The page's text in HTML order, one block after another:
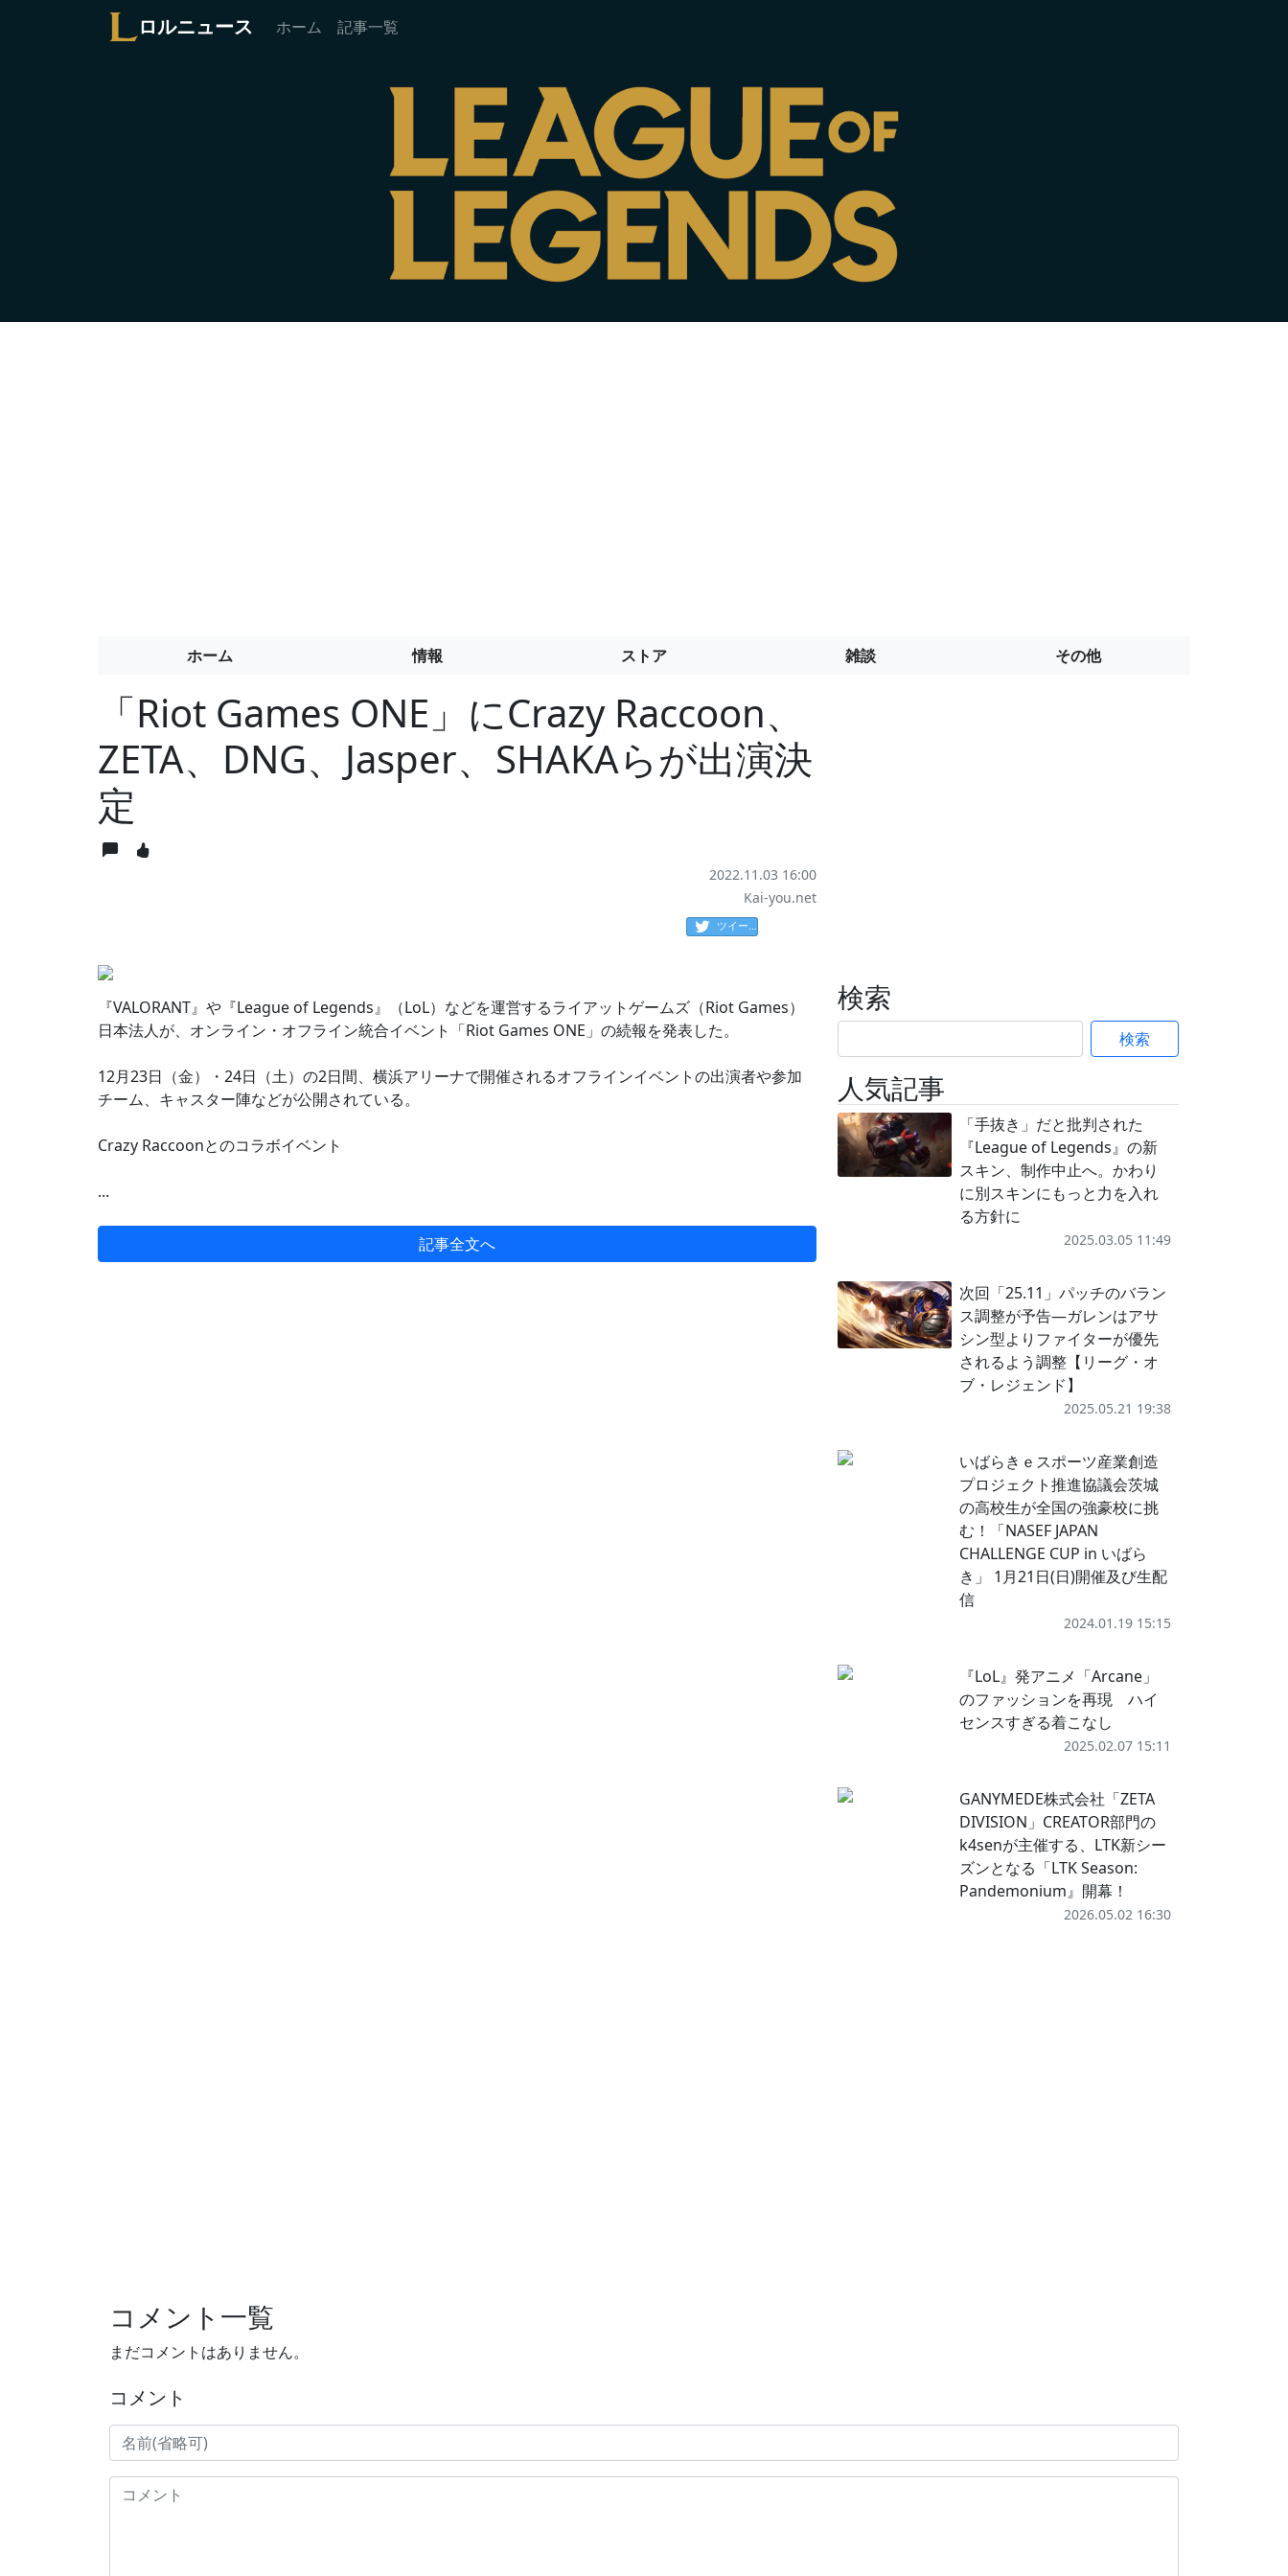
ロルニュース ホーム 記事一覧
ホーム 情報 ストア 雑談 その他
「Riot Games ONE」にCrazy Raccoon、
ZETA、DNG、Jasper、SHAKAらが出演決
定
2022.11.03 16:00
Kai-you.net
ツイート
『VALORANT』や『League of Legends』（LoL）などを運営するライアットゲームズ（Riot Games）
日本法人が、オンライン・オフライン統合イベント「Riot Games ONE」の続報を発表した。
12月23日（金）・24日（土）の2日間、横浜アリーナで開催されるオフラインイベントの出演者や参加
チーム、キャスター陣などが公開されている。
Crazy Raccoonとのコラボイベント
...
記事全文へ
検索
検索
人気記事
「手抜き」だと批判された
『League of Legends』の新
スキン、制作中止へ。かわり
に別スキンにもっと力を入れ
る方針に
2025.03.05 11:49
次回「25.11」パッチのバラン
ス調整が予告―ガレンはアサ
シン型よりファイターが優先
されるよう調整【リーグ・オ
ブ・レジェンド】
2025.05.21 19:38
いばらきｅスポーツ産業創造
プロジェクト推進協議会茨城
の高校生が全国の強豪校に挑
む！「NASEF JAPAN
CHALLENGE CUP in いばら
き」 1月21日(日)開催及び生配
信
2024.01.19 15:15
『LoL』発アニメ「Arcane」
のファッションを再現 ハイ
センスすぎる着こなし
2025.02.07 15:11
GANYMEDE株式会社「ZETA
DIVISION」CREATOR部門の
k4senが主催する、LTK新シー
ズンとなる「LTK Season:
Pandemonium』開幕！
2026.05.02 16:30
コメント一覧
まだコメントはありません。
コメント